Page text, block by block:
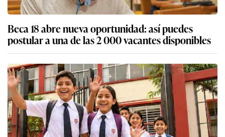
Beca 18 abre nueva oportunidad: así puedes
postular a una de las 2 000 vacantes disponibles